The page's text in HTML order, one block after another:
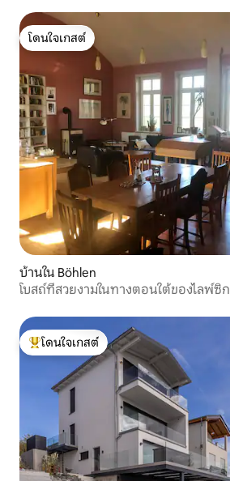
โดนใจเกสต์
โดนใจเกสต์
บ้านใน Böhlen
โบสถ์ที่สวยงามในทางตอนใต้ของไลพ์ซิก
โดนใจเกสต์ที่สุด
โดนใจเกสต์